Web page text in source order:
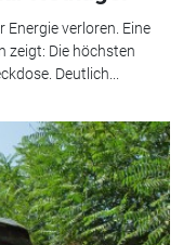
Energie verloren. Eine
zeigt: Die höchsten
Deutlich...